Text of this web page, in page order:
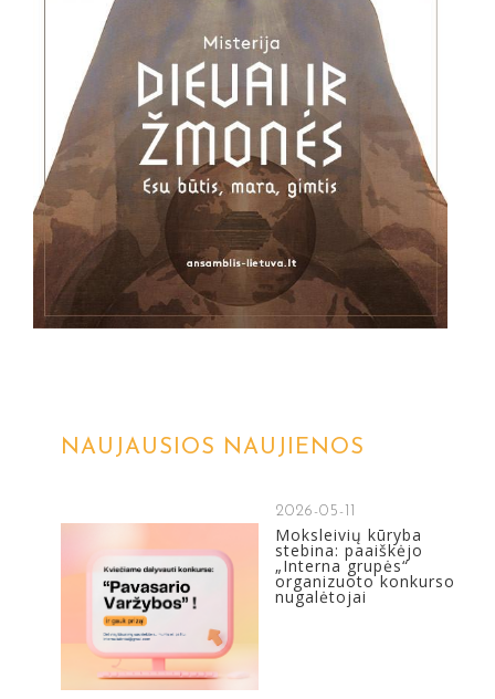
NAUJAUSIOS NAUJIENOS
2026-05-11
Moksleivių kūryba
stebina: paaiškėjo
„Interna grupės“
organizuoto konkurso
nugalėtojai